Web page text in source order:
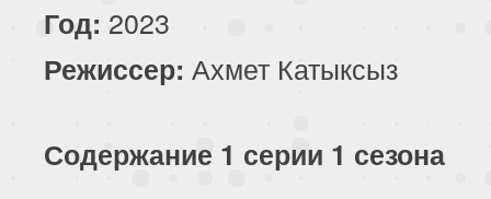
Год: 2023
Режиссер: Ахмет Катыксыз
Содержание 1 серии 1 сезона